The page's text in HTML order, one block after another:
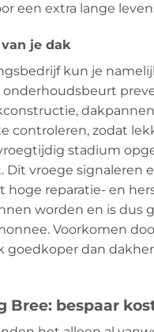
een extra lange
je dak
kun je
controleren, zodat
stadium
Dit vroege signaleren
hoge reparatie- en
worden en is dus
Voorkomen
goedkoper dan
Bree: bespaar